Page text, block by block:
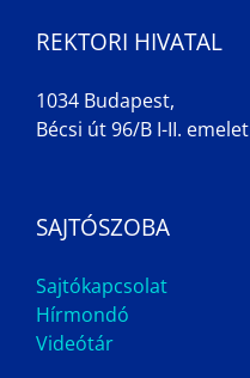
REKTORI HIVATAL
1034 Budapest,
Bécsi út 96/B I-II. emelet
SAJTÓSZOBA
Sajtókapcsolat
Hírmondó
Videótár